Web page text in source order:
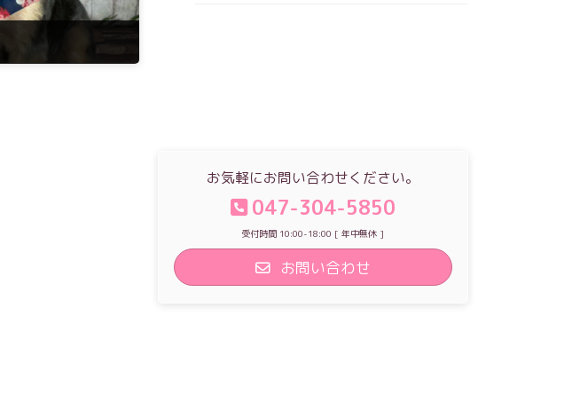
お気軽にお問い合わせください。
047-304-5850
受付時間 10:00-18:00 [ 年中無休 ]
お問い合わせ